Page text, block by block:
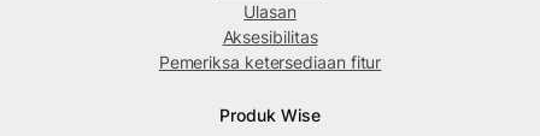
Ulasan
Aksesibilitas
Pemeriksa ketersediaan fitur
Produk Wise